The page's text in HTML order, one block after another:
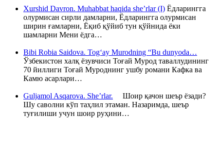
Xurshid Davron. Muhabbat haqida she’rlar (I) Ёдларингга
олурмисан сирли дамларни, Ёдларингга олурмисан
ширин ғамларни, Ёқиб қўйиб тун қўйнида ёки
шамларни Мени ёдга…
Bibi Robia Saidova. Tog‘ay Murodning “Bu dunyoda…
Ўзбекистон халқ ёзувчиси Тоғай Мурод таваллудининг
70 йиллиги Тоғай Муроднинг ушбу романи Кафка ва
Камю асарлари…
Guljamol Asqarova. She’rlar. Шоир қачон шеър ёзади?
Шу саволни кўп таҳлил этаман. Назаримда, шеър
туғилиши учун шоир руҳини…